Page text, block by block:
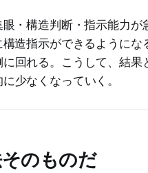
・構造判断・指示能力が
造指示ができるようにな
回れる。こうして、結果
少なくなっていく。
のものだ